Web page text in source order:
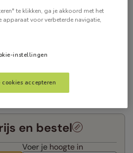
en bestel
Voer je hoogte in
te klikken, ga je akkoord met het
voor verbeterde navigatie,
instellingen
accepteren